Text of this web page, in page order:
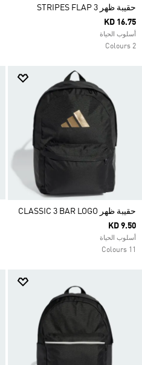
حقيبة ظهر 3 STRIPES FLAP
KD 16.75
أسلوب الحياة
2 Colours
حقيبة ظهر CLASSIC 3 BAR LOGO
KD 9.50
أسلوب الحياة
11 Colours